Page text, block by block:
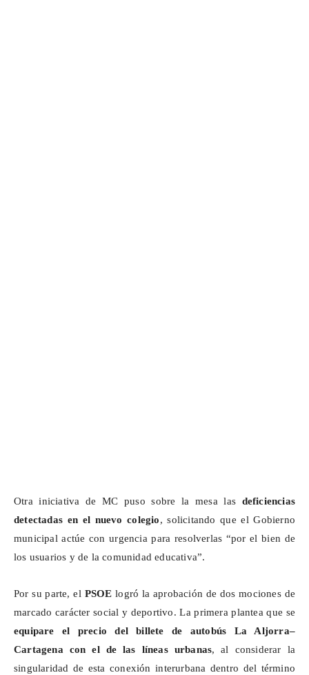
Otra iniciativa de MC puso sobre la mesa las deficiencias
detectadas en el nuevo colegio, solicitando que el Gobierno
municipal actúe con urgencia para resolverlas “por el bien de
los usuarios y de la comunidad educativa”.
Por su parte, el PSOE logró la aprobación de dos mociones de
marcado carácter social y deportivo. La primera plantea que se
equipare el precio del billete de autobús La Aljorra–
Cartagena con el de las líneas urbanas, al considerar la
singularidad de esta conexión interurbana dentro del término